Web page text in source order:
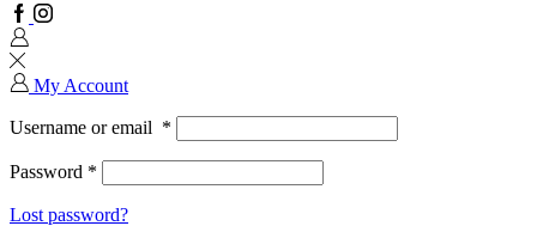
Facebook
Instagram
My Account
Username or email *
Password *
Lost password?